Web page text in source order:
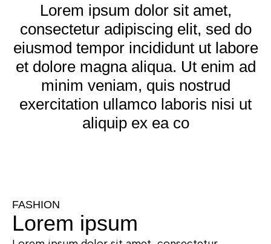
Lorem ipsum dolor sit amet,
consectetur adipiscing elit, sed do
eiusmod tempor incididunt ut labore
et dolore magna aliqua. Ut enim ad
minim veniam, quis nostrud
exercitation ullamco laboris nisi ut
aliquip ex ea co
FASHION
Lorem ipsum